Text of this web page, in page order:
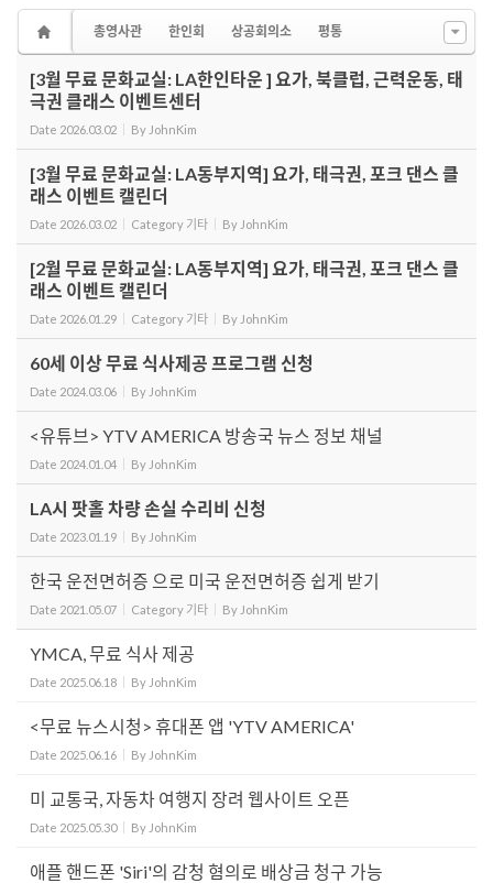
총영사관 한인회 상공회의소 평통
[3월 무료 문화교실: LA한인타운 ] 요가, 북클럽, 근력운동, 태
극권 클래스 이벤트센터
Date 2026.03.02 By JohnKim
[3월 무료 문화교실: LA동부지역] 요가, 태극권, 포크 댄스 클
래스 이벤트 캘린더
Date 2026.03.02 Category 기타 By JohnKim
[2월 무료 문화교실: LA동부지역] 요가, 태극권, 포크 댄스 클
래스 이벤트 캘린더
Date 2026.01.29 Category 기타 By JohnKim
60세 이상 무료 식사제공 프로그램 신청
Date 2024.03.06 By JohnKim
<유튜브> YTV AMERICA 방송국 뉴스 정보 채널
Date 2024.01.04 By JohnKim
LA시 팟홀 차량 손실 수리비 신청
Date 2023.01.19 By JohnKim
한국 운전면허증 으로 미국 운전면허증 쉽게 받기
Date 2021.05.07 Category 기타 By JohnKim
YMCA, 무료 식사 제공
Date 2025.06.18 By JohnKim
<무료 뉴스시청> 휴대폰 앱 'YTV AMERICA'
Date 2025.06.16 By JohnKim
미 교통국, 자동차 여행지 장려 웹사이트 오픈
Date 2025.05.30 By JohnKim
애플 핸드폰 'Siri'의 감청 혐의로 배상금 청구 가능